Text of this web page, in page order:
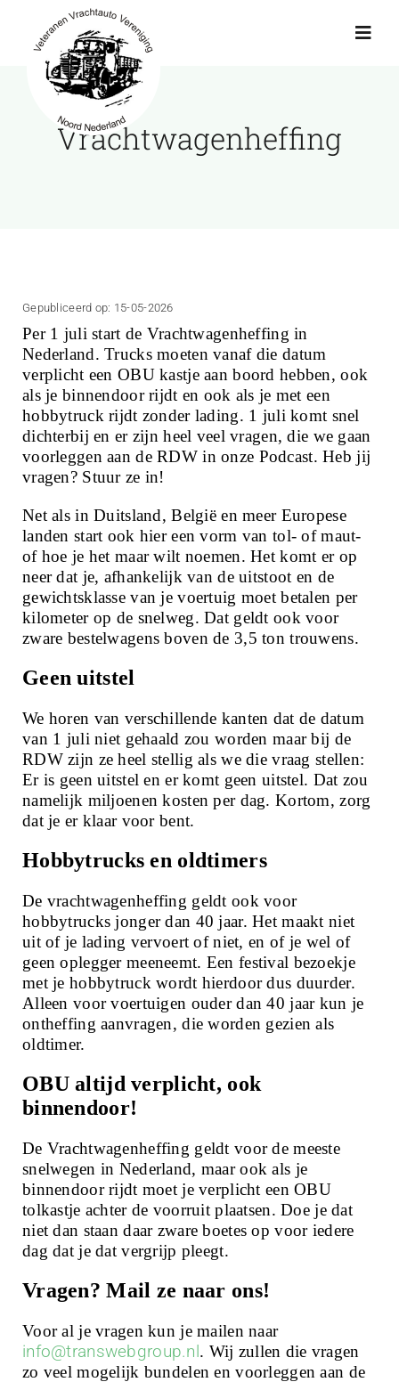
inhoud
Actueel
Interviews
Projecten
Contact
Vrachtwagenheffing
Gepubliceerd op: 15-05-2026
Per 1 juli start de Vrachtwagenheffing in
Nederland. Trucks moeten vanaf die datum
verplicht een OBU kastje aan boord hebben, ook
als je binnendoor rijdt en ook als je met een
hobbytruck rijdt zonder lading. 1 juli komt snel
dichterbij en er zijn heel veel vragen, die we gaan
voorleggen aan de RDW in onze Podcast. Heb jij
vragen? Stuur ze in!
Net als in Duitsland, België en meer Europese
landen start ook hier een vorm van tol- of maut-
of hoe je het maar wilt noemen. Het komt er op
neer dat je, afhankelijk van de uitstoot en de
gewichtsklasse van je voertuig moet betalen per
kilometer op de snelweg. Dat geldt ook voor
zware bestelwagens boven de 3,5 ton trouwens.
Geen uitstel
We horen van verschillende kanten dat de datum
van 1 juli niet gehaald zou worden maar bij de
RDW zijn ze heel stellig als we die vraag stellen:
Er is geen uitstel en er komt geen uitstel. Dat zou
namelijk miljoenen kosten per dag. Kortom, zorg
dat je er klaar voor bent.
Hobbytrucks en oldtimers
De vrachtwagenheffing geldt ook voor
hobbytrucks jonger dan 40 jaar. Het maakt niet
uit of je lading vervoert of niet, en of je wel of
geen oplegger meeneemt. Een festival bezoekje
met je hobbytruck wordt hierdoor dus duurder.
Alleen voor voertuigen ouder dan 40 jaar kun je
ontheffing aanvragen, die worden gezien als
oldtimer.
OBU altijd verplicht, ook
binnendoor!
De Vrachtwagenheffing geldt voor de meeste
snelwegen in Nederland, maar ook als je
binnendoor rijdt moet je verplicht een OBU
tolkastje achter de voorruit plaatsen. Doe je dat
niet dan staan daar zware boetes op voor iedere
dag dat je dat vergrijp pleegt.
Vragen? Mail ze naar ons!
Voor al je vragen kun je mailen naar
info@transwebgroup.nl. Wij zullen die vragen
zo veel mogelijk bundelen en voorleggen aan de